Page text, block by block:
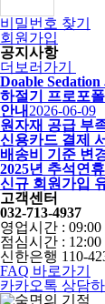
비밀번호 찾기
회원가입
공지사항
더보러가기
Doable
하절기 프로포
안내2026-06-09
원자재 공급 부
신용카드 결제
배송비 기준 변
2025년 추석연
신규 회원가입
고객센터
032-713-4937
영업시간 :
점심시간 : 12:00
신한은행 110-
FAQ 바로가기
카카오톡 상담하